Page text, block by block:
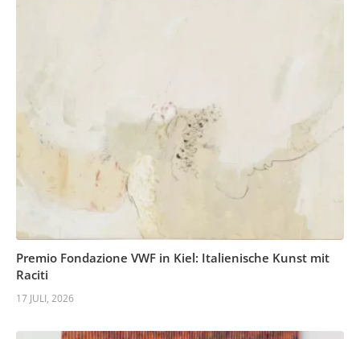
Premio Fondazione VWF in Kiel: Italienische Kunst mit
Raciti
17 JULI, 2026